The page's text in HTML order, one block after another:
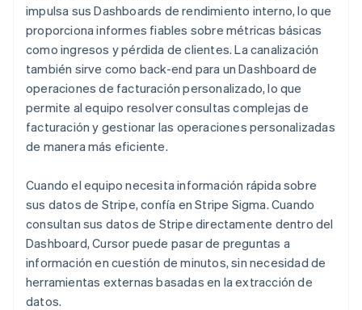
impulsa sus Dashboards de rendimiento interno, lo que
proporciona informes fiables sobre métricas básicas
como ingresos y pérdida de clientes. La canalización
también sirve como back-end para un Dashboard de
operaciones de facturación personalizado, lo que
permite al equipo resolver consultas complejas de
facturación y gestionar las operaciones personalizadas
de manera más eficiente.
Cuando el equipo necesita información rápida sobre
sus datos de Stripe, confía en Stripe Sigma. Cuando
consultan sus datos de Stripe directamente dentro del
Dashboard, Cursor puede pasar de preguntas a
información en cuestión de minutos, sin necesidad de
herramientas externas basadas en la extracción de
datos.